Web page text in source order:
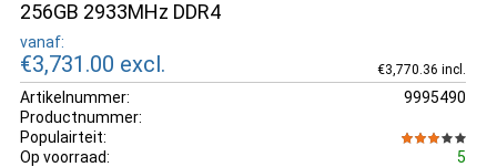
256GB 2933MHz DDR4
vanaf:
€3,731.00 excl. €3,770.36 incl.
Artikelnummer:
9995490
Productnummer:
Populairteit:
Op voorraad:
5